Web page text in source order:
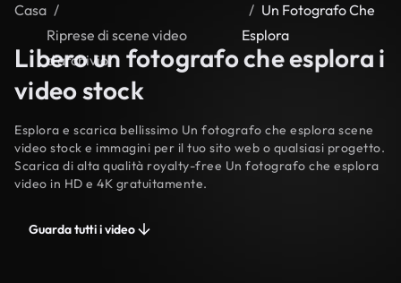
Casa
Riprese di scene video
d’archivio
Un Fotografo Che
Esplora
Libero un fotografo che esplora i
video stock
Esplora e scarica bellissimo Un fotografo che esplora scene
video stock e immagini per il tuo sito web o qualsiasi progetto.
Scarica di alta qualità royalty-free Un fotografo che esplora
video in HD e 4K gratuitamente.
Guarda tutti i video